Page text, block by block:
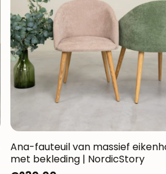
Ana-fauteuil van massief
met bekleding | NordicStory